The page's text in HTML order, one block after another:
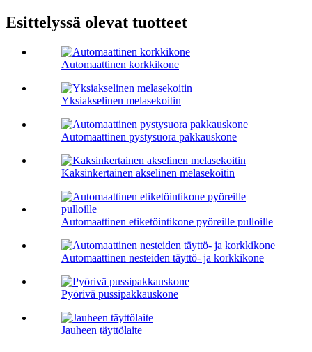
Esittelyssä olevat tuotteet
Automaattinen korkkikone
Yksiakselinen melasekoitin
Automaattinen pystysuora pakkauskone
Kaksinkertainen akselinen melasekoitin
Automaattinen etiketöintikone pyöreille pulloille
Automaattinen nesteiden täyttö- ja korkkikone
Pyörivä pussipakkauskone
Jauheen täyttölaite